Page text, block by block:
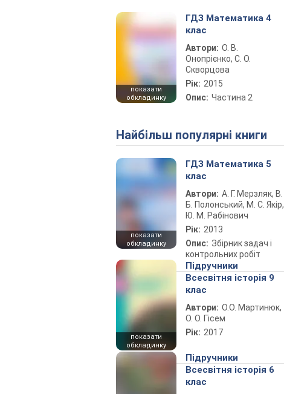
показати
обкладинку
ГДЗ Математика 4
клас
Автори: О. В.
Онопрієнко, С. О.
Скворцова
Рік: 2015
Опис: Частина 2
Найбільш популярні книги
показати
обкладинку
ГДЗ Математика 5
клас
Автори: А. Г. Мерзляк, В.
Б. Полонський, М. С. Якір,
Ю. М. Рабінович
Рік: 2013
Опис: Збірник задач і
контрольних робіт
показати
обкладинку
Підручники
Всесвітня історія 9
клас
Автори: О.О. Мартинюк,
О. О. Гісем
Рік: 2017
Підручники
Всесвітня історія 6
клас